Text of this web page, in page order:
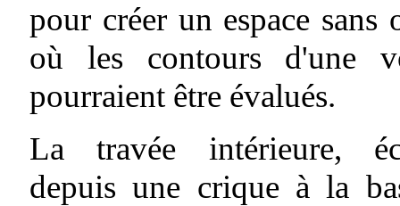
pour créer un espace sans
où les contours d'une
pourraient être évalués.
La travée intérieure,
depuis une crique à la